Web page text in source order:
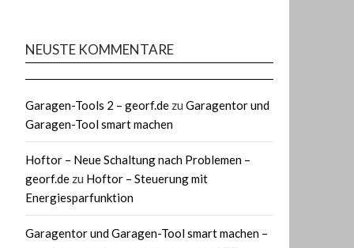
NEUSTE KOMMENTARE
Garagen-Tools 2 – georf.de zu Garagentor und
Garagen-Tool smart machen
Hoftor – Neue Schaltung nach Problemen –
georf.de zu Hoftor – Steuerung mit
Energiesparfunktion
Garagentor und Garagen-Tool smart machen –